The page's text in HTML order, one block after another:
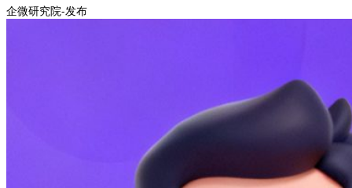
企微研究院-发布